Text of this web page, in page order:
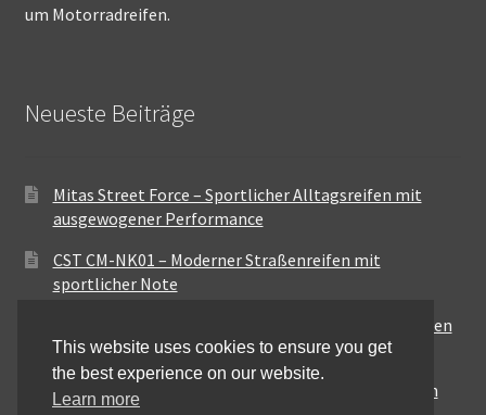
um Motorradreifen.
Neueste Beiträge
Mitas Street Force – Sportlicher Alltagsreifen mit
ausgewogener Performance
CST CM-NK01 – Moderner Straßenreifen mit
sportlicher Note
Maxxis MA-ST3 – Ausgewogener Sport-Touring-Reifen
für vielseitige Einsätze
Pirelli City Demon – Zuverlässigkeit für den urbanen
This website uses cookies to ensure you get
the best experience on our website.
Learn more